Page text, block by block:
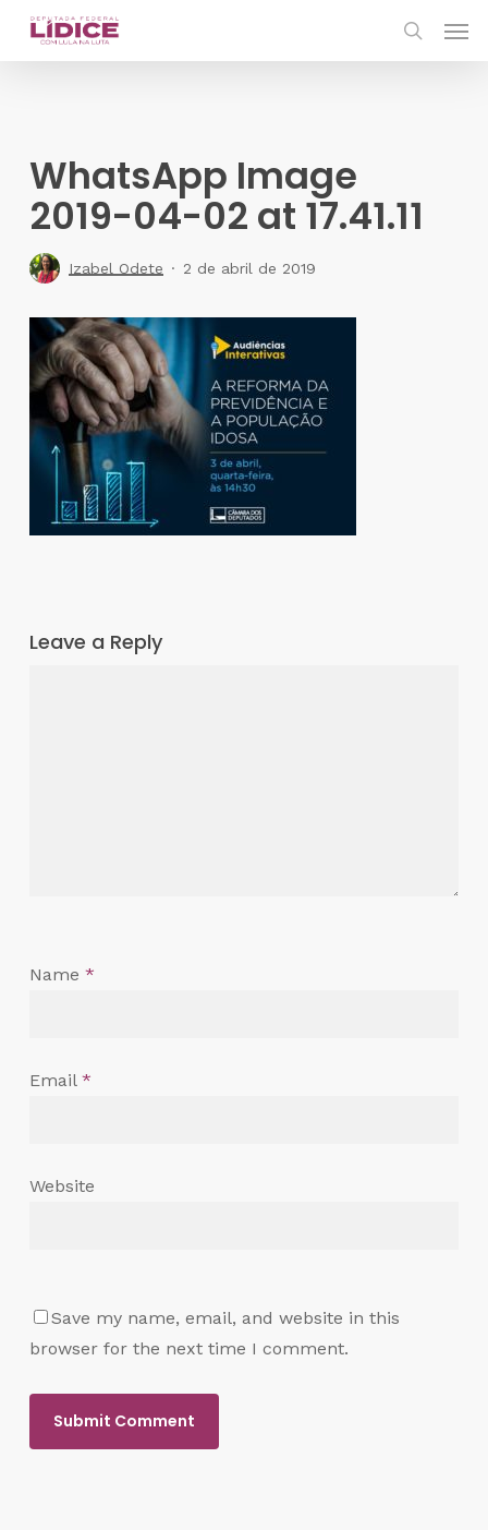
Skip
WhatsApp Image
2019-04-02 at 17.41.11
Izabel Odete 2 de abril de 2019
Leave a Reply
Name *
Email *
Website
Save my name, email, and website in this
browser for the next time I comment.